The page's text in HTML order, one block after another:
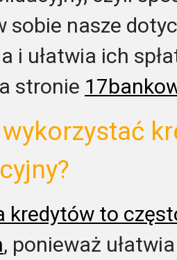
sobie nasze
i ułatwia ich
stronie
kredytów to
, ponieważ